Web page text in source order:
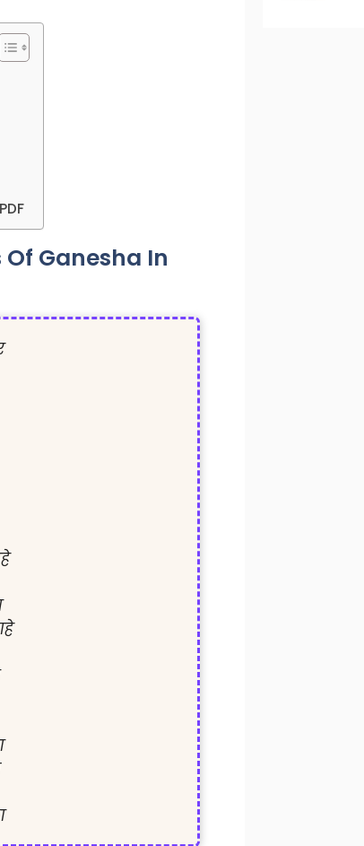
Ganesha In